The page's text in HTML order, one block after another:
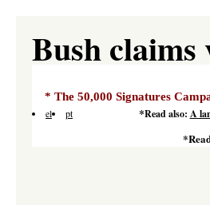
Bush claims
* The 50,000 Signatures
el pt *Read also: A